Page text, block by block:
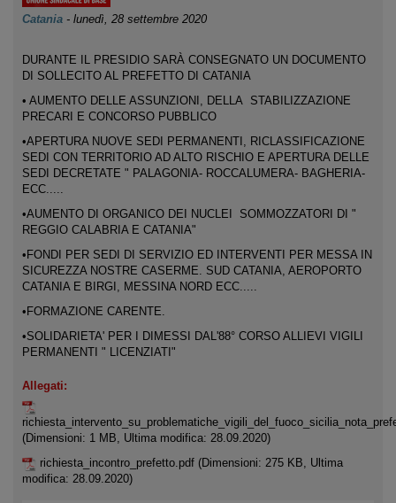
Catania - lunedì, 28 settembre 2020
DURANTE IL PRESIDIO SARÀ CONSEGNATO UN DOCUMENTO
DI SOLLECITO AL PREFETTO DI CATANIA
• AUMENTO DELLE ASSUNZIONI, DELLA STABILIZZAZIONE
PRECARI E CONCORSO PUBBLICO
•APERTURA NUOVE SEDI PERMANENTI, RICLASSIFICAZIONE
SEDI CON TERRITORIO AD ALTO RISCHIO E APERTURA DELLE
SEDI DECRETATE " PALAGONIA- ROCCALUMERA- BAGHERIA-
ECC.....
•AUMENTO DI ORGANICO DEI NUCLEI SOMMOZZATORI DI "
REGGIO CALABRIA E CATANIA"
•FONDI PER SEDI DI SERVIZIO ED INTERVENTI PER MESSA IN
SICUREZZA NOSTRE CASERME. SUD CATANIA, AEROPORTO
CATANIA E BIRGI, MESSINA NORD ECC.....
•FORMAZIONE CARENTE.
•SOLIDARIETA' PER I DIMESSI DAL'88° CORSO ALLIEVI VIGILI
PERMANENTI " LICENZIATI"
Allegati:
(Dimensioni: 1 MB, Ultima modifica: 28.09.2020)
richiesta_incontro_prefetto.pdf (Dimensioni: 275 KB, Ultima
modifica: 28.09.2020)